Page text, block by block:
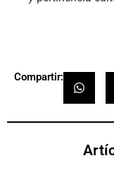
Compartir: